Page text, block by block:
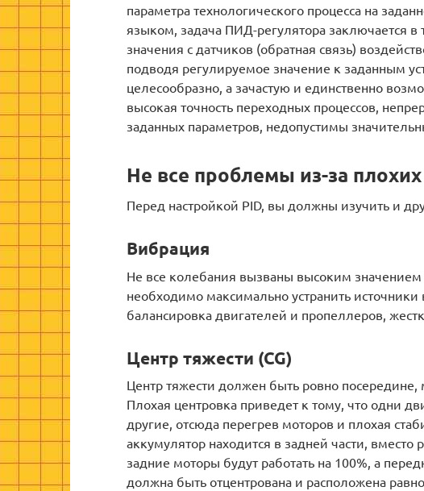
параметра технологического процесса на
языком, задача ПИД-регулятора заключается
значения с датчиков (обратная связь)
подводя регулируемое значение к заданным
целесообразно, а зачастую и единственно
высокая точность переходных процессов,
заданных параметров, недопустимы
Не все проблемы из-за
Перед настройкой PID, вы должны изучить и
Вибрация
Не все колебания вызваны высоким значением
необходимо максимально устранить
балансировка двигателей и пропеллеров,
Центр тяжести (CG)
Центр тяжести должен быть ровно
Плохая центровка приведет к тому, что одни
другие, отсюда перегрев моторов и плохая
аккумулятор находится в задней части,
задние моторы будут работать на 100%, а
должна быть отцентрована и расположена